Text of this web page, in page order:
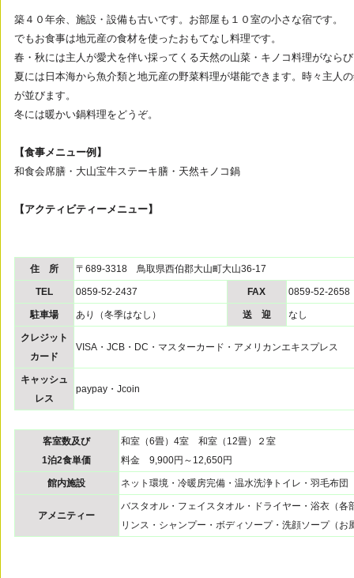
築４０年余、施設・設備も古いです。お部屋も１０室の小さな宿です。
でもお食事は地元産の食材を使ったおもてなし料理です。
春・秋には主人が愛犬を伴い採ってくる天然の山菜・キノコ料理がなら
夏には日本海から魚介類と地元産の野菜料理が堪能できます。時々主人
が並びます。
冬には暖かい鍋料理をどうぞ。
【食事メニュー例】
和食会席膳・大山宝牛ステーキ膳・天然キノコ鍋
【アクティビティーメニュー】
住 所 〒689-3318 鳥取県西伯郡大山町大山36-17
TEL 0859-52-2437 FAX 0859-52-2658
駐車場 あり（冬季はなし） 送 迎 なし
クレジット
カード
VISA・JCB・DC・マスターカード・アメリカンエキスプレス
キャッシュ
レス
paypay・Jcoin
客室数及び
1泊2食単価
和室（6畳）4室 和室（12畳）２室
料金 9,900円～12,650円
館内施設 ネット環境・冷暖房完備・温水洗浄トイレ・羽毛布団
アメニティー
バスタオル・フェイスタオル・ドライヤー・浴衣（各
リンス・シャンプー・ボディソープ・洗顔ソープ（お